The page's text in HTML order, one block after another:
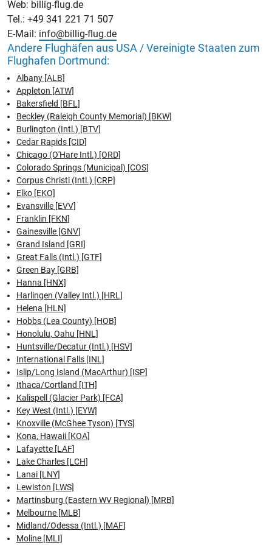
Web: billig-flug.de
Tel.: +49 341 221 71 507
E-Mail: info@billig-flug.de
Andere Flughäfen aus USA / Vereinigte Staaten zum
Flughafen Dortmund:
Albany [ALB]
Appleton [ATW]
Bakersfield [BFL]
Beckley (Raleigh County Memorial) [BKW]
Burlington (Intl.) [BTV]
Cedar Rapids [CID]
Chicago (O'Hare Intl.) [ORD]
Colorado Springs (Municipal) [COS]
Corpus Christi (Intl.) [CRP]
Elko [EKO]
Evansville [EVV]
Franklin [FKN]
Gainesville [GNV]
Grand Island [GRI]
Great Falls (Intl.) [GTF]
Green Bay [GRB]
Hanna [HNX]
Harlingen (Valley Intl.) [HRL]
Helena [HLN]
Hobbs (Lea County) [HOB]
Honolulu, Oahu [HNL]
Huntsville/Decatur (Intl.) [HSV]
International Falls [INL]
Islip/Long Island (MacArthur) [ISP]
Ithaca/Cortland [ITH]
Kalispell (Glacier Park) [FCA]
Key West (Intl.) [EYW]
Knoxville (McGhee Tyson) [TYS]
Kona, Hawaii [KOA]
Lafayette [LAF]
Lake Charles [LCH]
Lanai [LNY]
Lewiston [LWS]
Martinsburg (Eastern WV Regional) [MRB]
Melbourne [MLB]
Midland/Odessa (Intl.) [MAF]
Moline [MLI]